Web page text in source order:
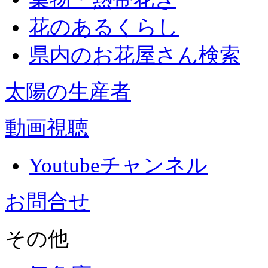
花のあるくらし
県内のお花屋さん検索
太陽の生産者
動画視聴
Youtubeチャンネル
お問合せ
その他